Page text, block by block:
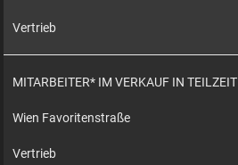
Vertrieb
MITARBEITER* IM VERKAUF IN TEILZEIT
Wien Favoritenstraße
Vertrieb